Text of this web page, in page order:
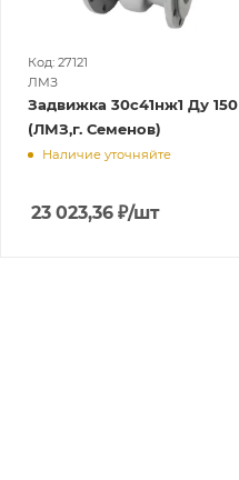
Код: 27121
ЛМЗ
Задвижка 30с41нж1 Ду 150
(ЛМЗ,г. Семенов)
Наличие уточняйте
23 023,36₽/шт